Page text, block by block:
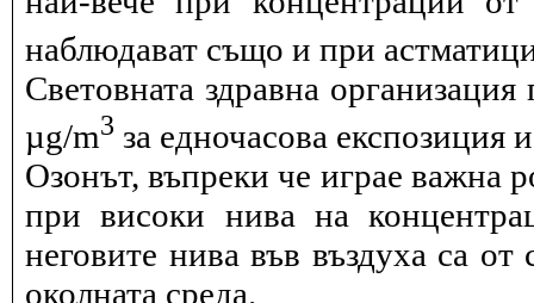
наблюдават също и при
Световната здравна
µg/m3 за едночасова експозиция
Озонът, въпреки че играе важна
при високи нива на
неговите нива във въздуха са от
околната среда.